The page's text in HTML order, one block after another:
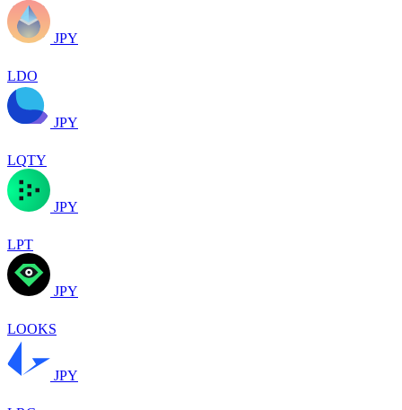
JPY
LDO
JPY
LQTY
JPY
LPT
JPY
LOOKS
JPY